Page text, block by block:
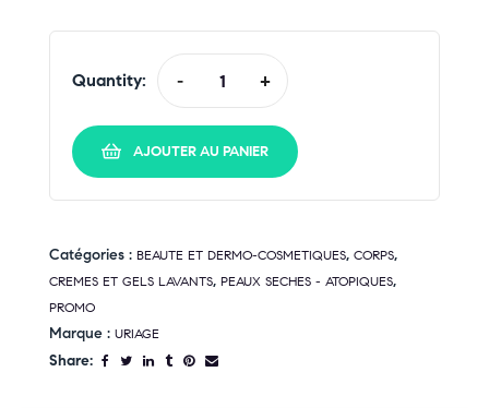
Quantity: - +
AJOUTER AU PANIER
Catégories : BEAUTE ET DERMO-COSMETIQUES, CORPS,
CREMES ET GELS LAVANTS, PEAUX SECHES - ATOPIQUES,
PROMO
Marque : URIAGE
Share: